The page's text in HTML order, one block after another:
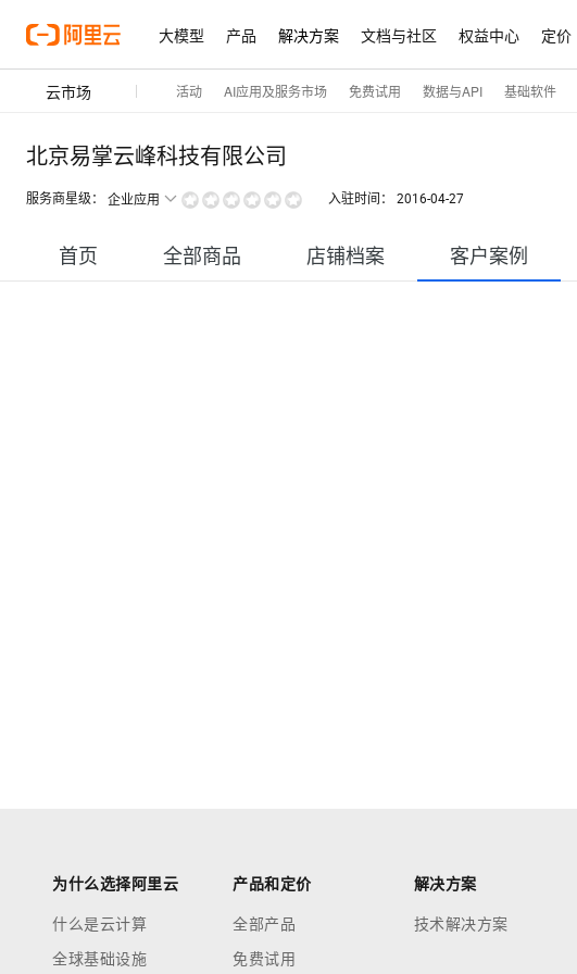
大模型 产品 解决方案 文档与社区 权益中心 定价
云市场 活动 AI应用及服务市场 免费试用 数据与API 基础软件
北京易掌云峰科技有限公司
服务商星级： 企业应用 入驻时间： 2016-04-27
首页 全部商品 店铺档案 客户案例
为什么选择阿里云
什么是云计算
全球基础设施
产品和定价
全部产品
免费试用
解决方案
技术解决方案